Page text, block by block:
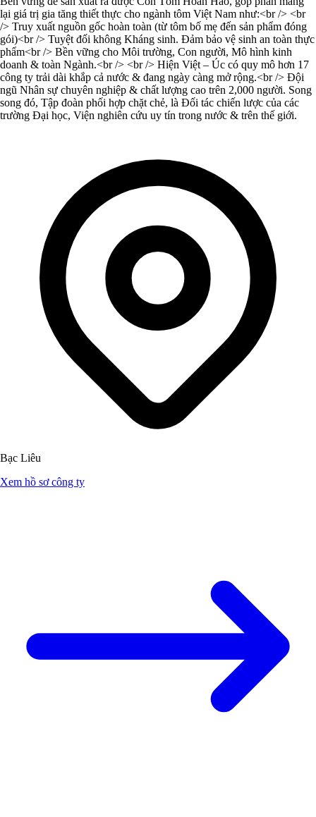
lại giá trị gia tăng thiết thực cho ngành tôm Việt Nam như:<br /> <br
/> Truy xuất nguồn gốc hoàn toàn (từ tôm bố mẹ đến sản phẩm đóng
gói)<br /> Tuyệt đối không Kháng sinh. Đảm bảo vệ sinh an toàn thực
phẩm<br /> Bền vững cho Môi trường, Con người, Mô hình kinh
doanh & toàn Ngành.<br /> <br /> Hiện Việt – Úc có quy mô hơn 17
công ty trải dài khắp cả nước & đang ngày càng mở rộng.<br /> Đội
ngũ Nhân sự chuyên nghiệp & chất lượng cao trên 2,000 người. Song
song đó, Tập đoàn phối hợp chặt chẻ, là Đối tác chiến lược của các
trường Đại học, Viện nghiên cứu uy tín trong nước & trên thế giới.
Bạc Liêu
Xem hồ sơ công ty